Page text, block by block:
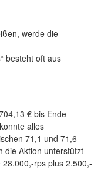
werde die
besteht oft aus
€ bis Ende
alles
71,1 und 71,6
die Aktion unterstützt
rps plus 2.500,-